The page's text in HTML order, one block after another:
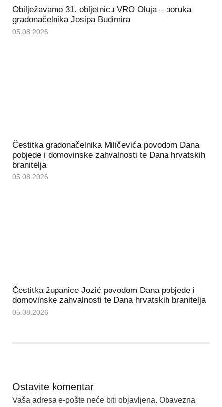
Obilježavamo 31. obljetnicu VRO Oluja – poruka
gradonačelnika Josipa Budimira
05.08.2026
Čestitka gradonačelnika Miličevića povodom Dana
pobjede i domovinske zahvalnosti te Dana hrvatskih
branitelja
05.08.2026
Čestitka županice Jozić povodom Dana pobjede i
domovinske zahvalnosti te Dana hrvatskih branitelja
05.08.2026
Ostavite komentar
Vaša adresa e-pošte neće biti objavljena. Obavezna